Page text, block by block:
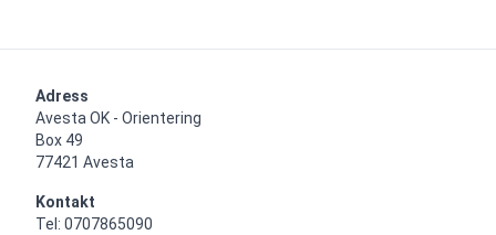
Adress
Avesta OK - Orientering
Box 49
77421 Avesta
Kontakt
Tel: 0707865090